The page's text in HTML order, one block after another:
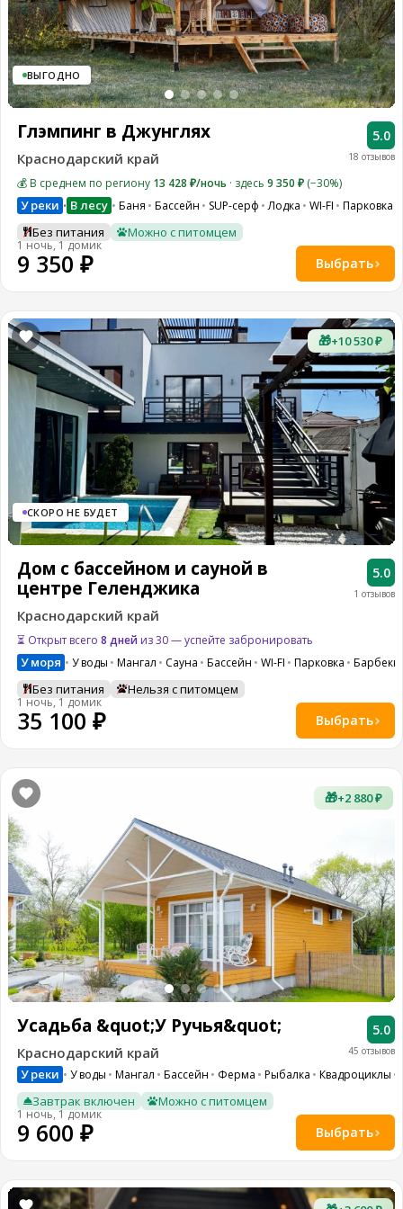
ВЫГОДНО
18 отзывов
5.0
Глэмпинг в Джунглях
Краснодарский край
💰 В среднем по региону 13 428 ₽/ночь · здесь 9 350 ₽ (−30%)
У реки • В лесу Баня Бассейн SUP-серф Лодка WI-FI Парковка
Без питания Можно с питомцем
1 ночь, 1 домик
9 350 ₽ Выбрать
🎁+10 530 ₽
СКОРО НЕ БУДЕТ
1 отзывов
5.0
Дом с бассейном и сауной в
центре Геленджика
Краснодарский край
⏳ Открыт всего 8 дней из 30 — успейте забронировать
У моря У воды Мангал Сауна Бассейн WI-FI Парковка
Без питания Нельзя с питомцем
1 ночь, 1 домик
35 100 ₽ Выбрать
🎁+2 880 ₽
45 отзывов
5.0
Усадьба &quot;У Ручья&quot;
Краснодарский край
У реки У воды Мангал Бассейн Ферма Рыбалка Квадроциклы
Завтрак включен Можно с питомцем
1 ночь, 1 домик
9 600 ₽ Выбрать